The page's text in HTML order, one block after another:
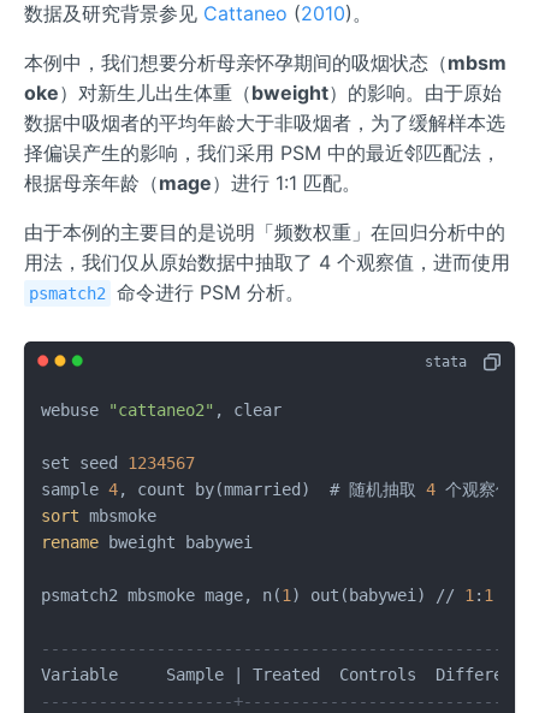
数据及研究背景参见 Cattaneo (2010)。
本例中，我们想要分析母亲怀孕期间的吸烟状态（mbsm
oke）对新生儿出生体重（bweight）的影响。由于原始
数据中吸烟者的平均年龄大于非吸烟者，为了缓解样本选
择偏误产生的影响，我们采用 PSM 中的最近邻匹配法，
根据母亲年龄（mage）进行 1:1 匹配。
由于本例的主要目的是说明「频数权重」在回归分析中的
用法，我们仅从原始数据中抽取了 4 个观察值，进而使用
psmatch2 命令进行 PSM 分析。
webuse "cattaneo2" , clear
set seed 1234567
sample 4, count by(mmarried)  # 随机抽取 4
sort
rename bweight babywei
psmatch2 mbsmoke mage, n(1) out(babywei) // 1: 1
--------------------